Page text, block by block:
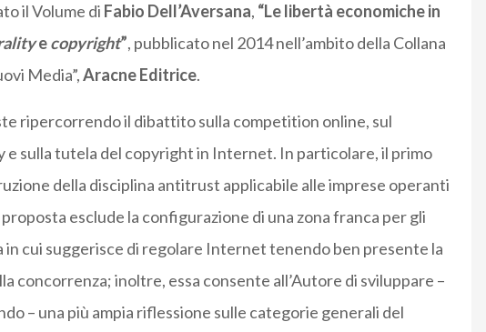
il Volume di Fabio Dell’Aversana, “Le libertà economiche in
ecopyright”, pubblicato nel 2014 nell’ambito della Collana
Media”,Aracne Editrice.
ripercorrendo il dibattito sulla competition online, sul
sulla tutela del copyright in Internet. In particolare, il primo
della disciplina antitrust applicabile alle imprese operanti
esclude la configurazione di una zona franca per gli
in cui suggerisce di regolare Internet tenendo ben presente la
concorrenza; inoltre, essa consente all’Autore di sviluppare –
– una più ampia riflessione sulle categorie generali del